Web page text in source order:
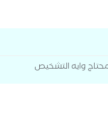
وايه التشخيص